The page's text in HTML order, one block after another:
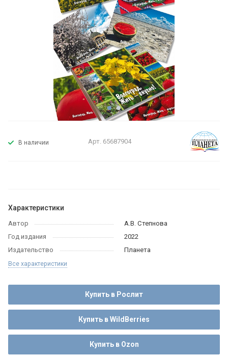
В наличии Арт. 65687904
Характеристики
Автор
А.В. Степнова
Год издания
2022
Издательство
Планета
Все характеристики
Купить в Рослит
Купить в WildBerries
Купить в Ozon